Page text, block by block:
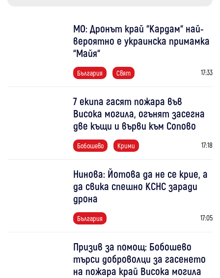
МО: Дронът край “Кардам“ най-
вероятно е украинска примамка
“Майя“
България Свят 17:33
7 екипа гасят пожара във
Висока могила, огънят засегна
две къщи и върви към Сопово
Бобошево Крими 17:18
Нинова: Йотова да не се крие, а
да свика спешно КСНС заради
дрона
България 17:05
Призив за помощ: Бобошево
търси доброволци за гасенето
на пожара край Висока могила